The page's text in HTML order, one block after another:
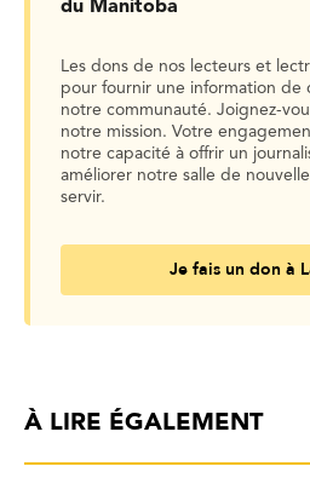
du Manitoba
Les dons de nos lecteurs et
pour fournir une information de
notre communauté. Joignez-
notre mission. Votre
notre capacité à offrir un
améliorer notre salle de
servir.
Je fais un don à
À LIRE ÉGALEMENT